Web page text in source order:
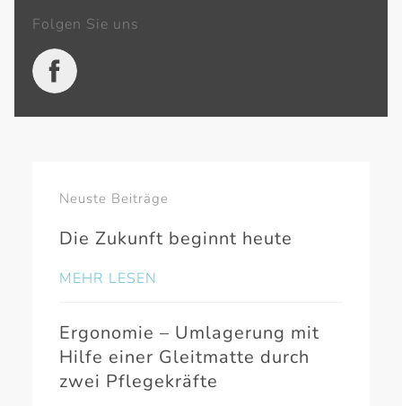
Folgen Sie uns
Neuste Beiträge
Die Zukunft beginnt heute
MEHR LESEN
Ergonomie – Umlagerung mit
Hilfe einer Gleitmatte durch
zwei Pflegekräfte